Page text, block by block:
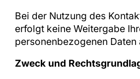
Bei der Nutzung des
erfolgt keine Weitergabe
personenbezogenen Daten
Zweck und